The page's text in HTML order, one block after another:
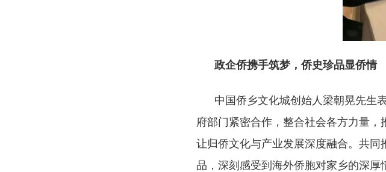
政企侨携手筑梦，侨史珍品显侨情
中国侨乡文化城创始人梁朝晃先生
府部门紧密合作，整合社会各方力量
让归侨文化与产业发展深度融合。共同
品，深刻感受到海外侨胞对家乡的深厚